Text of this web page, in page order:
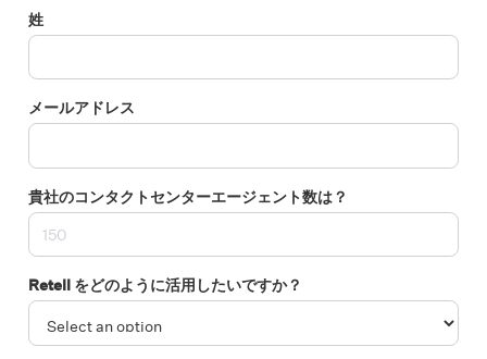
姓
メールアドレス
貴社のコンタクトセンターエージェント数は？
Retell をどのように活用したいですか？